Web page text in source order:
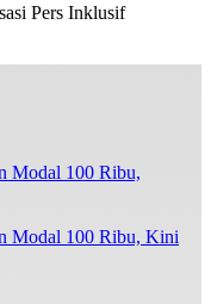
Pers Inklusif
Modal 100 Ribu, Kini